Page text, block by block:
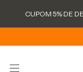
CUPOM 5% DE